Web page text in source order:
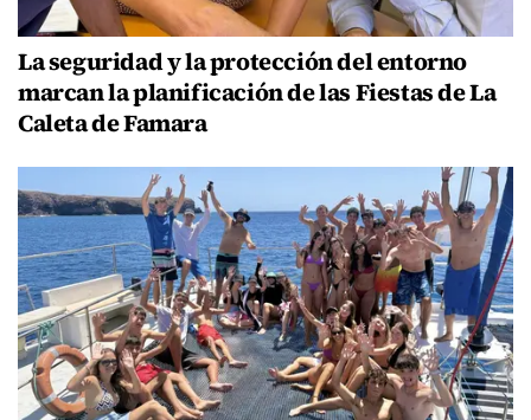
La seguridad y la protección del entorno
marcan la planificación de las Fiestas de La
Caleta de Famara